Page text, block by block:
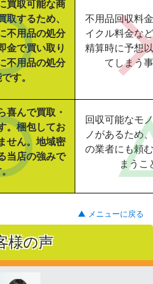
買取可能な商
取するため、
不用品の処分
金で買い取り
不用品の処分
す。
不用品回収料
イクル料金な
精算時に予想
てしまう
喜んで買取・
。梱包してお
せん。地域密
当店の強みで
回収可能なモ
ノがあるため
の業者にも頼
まうこ
▲ メニューに戻る
様の声